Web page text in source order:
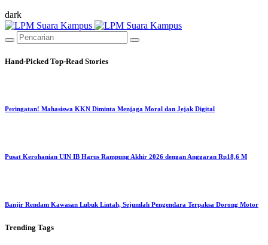
dark
Hand-Picked Top-Read Stories
Peringatan! Mahasiswa KKN Diminta Menjaga Moral dan Jejak Digital
Pusat Kerohanian UIN IB Harus Rampung Akhir 2026 dengan Anggaran Rp18,6 M
Banjir Rendam Kawasan Lubuk Lintah, Sejumlah Pengendara Terpaksa Dorong Motor
Trending Tags